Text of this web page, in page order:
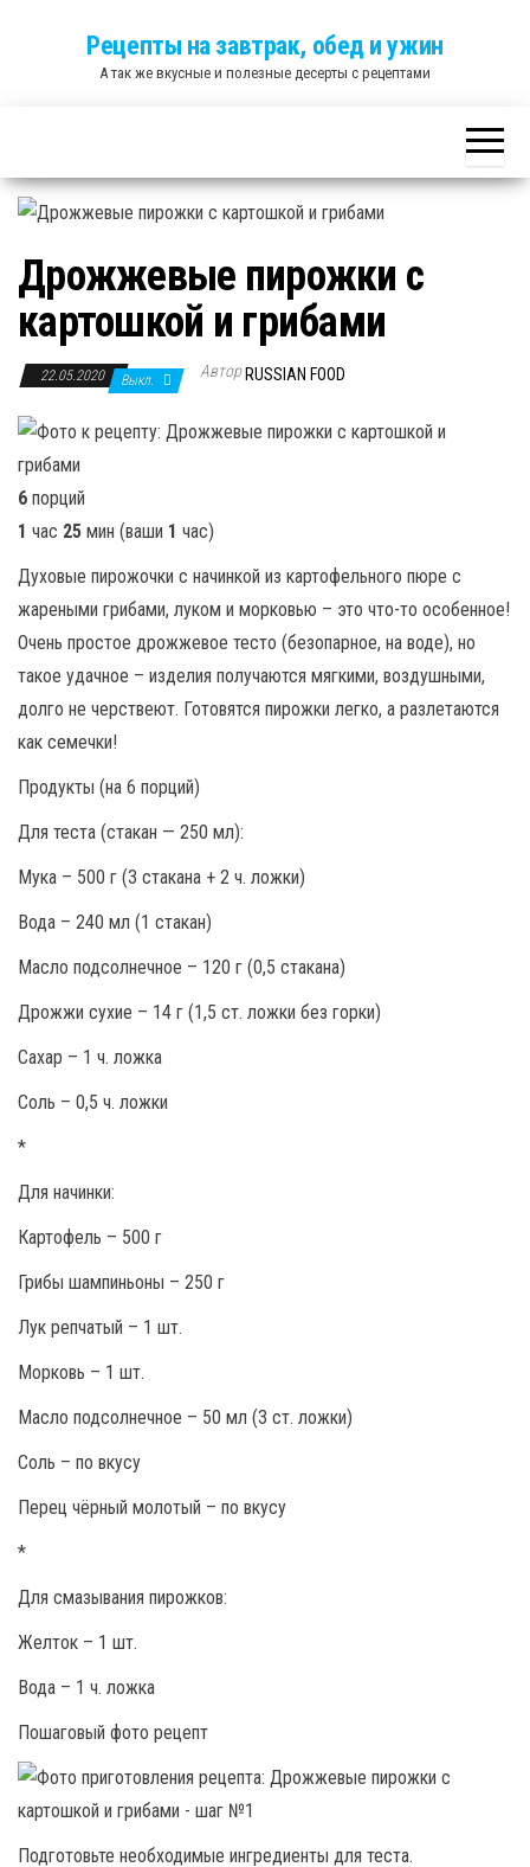
Рецепты на завтрак, обед и ужин
А так же вкусные и полезные десерты с рецептами
Дрожжевые пирожки с
картошкой и грибами
22.05.2020 Выкл. Автор RUSSIAN FOOD
6 порций
1 час 25 мин (ваши 1 час)
Духовые пирожочки с начинкой из картофельного пюре с
жареными грибами, луком и морковью – это что-то особенное!
Очень простое дрожжевое тесто (безопарное, на воде), но
такое удачное – изделия получаются мягкими, воздушными,
долго не черствеют. Готовятся пирожки легко, а разлетаются
как семечки!
Продукты (на 6 порций)
Для теста (стакан — 250 мл):
Мука – 500 г (3 стакана + 2 ч. ложки)
Вода – 240 мл (1 стакан)
Масло подсолнечное – 120 г (0,5 стакана)
Дрожжи сухие – 14 г (1,5 ст. ложки без горки)
Сахар – 1 ч. ложка
Соль – 0,5 ч. ложки
*
Для начинки:
Картофель – 500 г
Грибы шампиньоны – 250 г
Лук репчатый – 1 шт.
Морковь – 1 шт.
Масло подсолнечное – 50 мл (3 ст. ложки)
Соль – по вкусу
Перец чёрный молотый – по вкусу
*
Для смазывания пирожков:
Желток – 1 шт.
Вода – 1 ч. ложка
Пошаговый фото рецепт
Подготовьте необходимые ингредиенты для теста.